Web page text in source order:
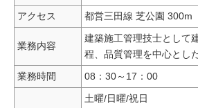
アクセス
都営三田線 芝公園 300m
業務内容
建築施工管理技士として
程、品質管理を中心とし
業務時間
08：30～17：00
土曜/日曜/祝日